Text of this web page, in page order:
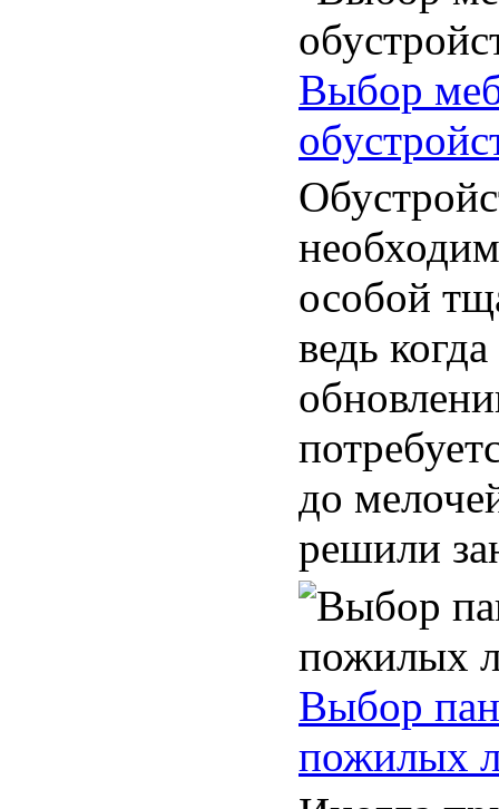
Выбор
особой
ведь
до
решили
Выбор
пожилых